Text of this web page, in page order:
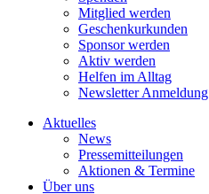
Mitglied werden
Geschenkurkunden
Sponsor werden
Aktiv werden
Helfen im Alltag
Newsletter Anmeldung
Aktuelles
News
Pressemitteilungen
Aktionen & Termine
Über uns